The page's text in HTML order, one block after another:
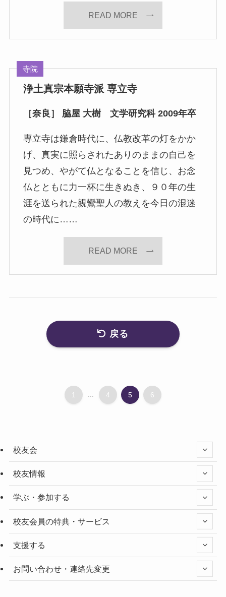
READ MORE
寺院
浄土真宗本願寺派 専立寺
［奈良］ 脇屋 大樹 文学研究科 2009年卒
専立寺は鎌倉時代に、仏教改革の灯をかか
げ、真実に照らされたありのままの自己を
見つめ、やがて仏となることを信じ、お念
仏とともに力一杯に生きぬき、９０年の生
涯を送られた親鸞聖人の教えを今日の混迷
の時代に……
READ MORE
戻る
1 4 5 6
校友会
校友情報
学ぶ・参加する
校友会員の特典・サービス
支援する
お問い合わせ・連絡先変更